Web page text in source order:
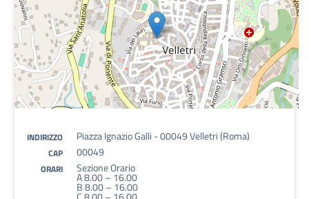
INDIRIZZO Piazza Ignazio Galli - 00049 Velletri (Roma)
CAP 00049
ORARI Sezione Orario
A 8.00 – 16.00
B 8.00 – 16.00